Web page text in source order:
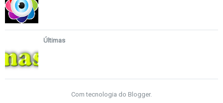
Últimas
Com tecnologia do Blogger.